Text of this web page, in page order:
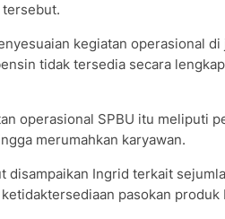
tersebut.
kegiatan operasional
tidak tersedia secara
operasional SPBU itu meliputi
merumahkan karyawan.
disampaikan Ingrid terkait
pasokan produk